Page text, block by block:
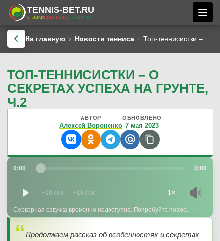
TENNIS-BET.RU
ставкипрогнозыстратегии
На главную Новости тенниса Топ-теннисистки – о секретах успеха на грунте, ч.2
ТОП-ТЕННИСИСТКИ – О
СЕКРЕТАХ УСПЕХА НА ГРУНТЕ,
Ч.2
АВТОР
Алексей Вороненко
ОБНОВЛЕНО
7 мая 2023
0:00 0:00
−10 сек +10 сек 1×
Серверная озвучка временно недоступна. Попробуйте позже.
Продолжаем рассказ об особенностях и секретах